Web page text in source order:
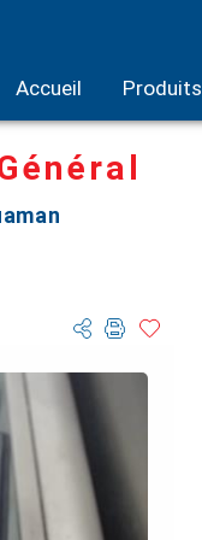
Accueil Produits